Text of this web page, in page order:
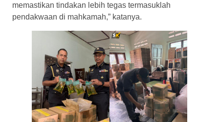
memastikan tindakan lebih tegas termasuklah
pendakwaan di mahkamah,” katanya.